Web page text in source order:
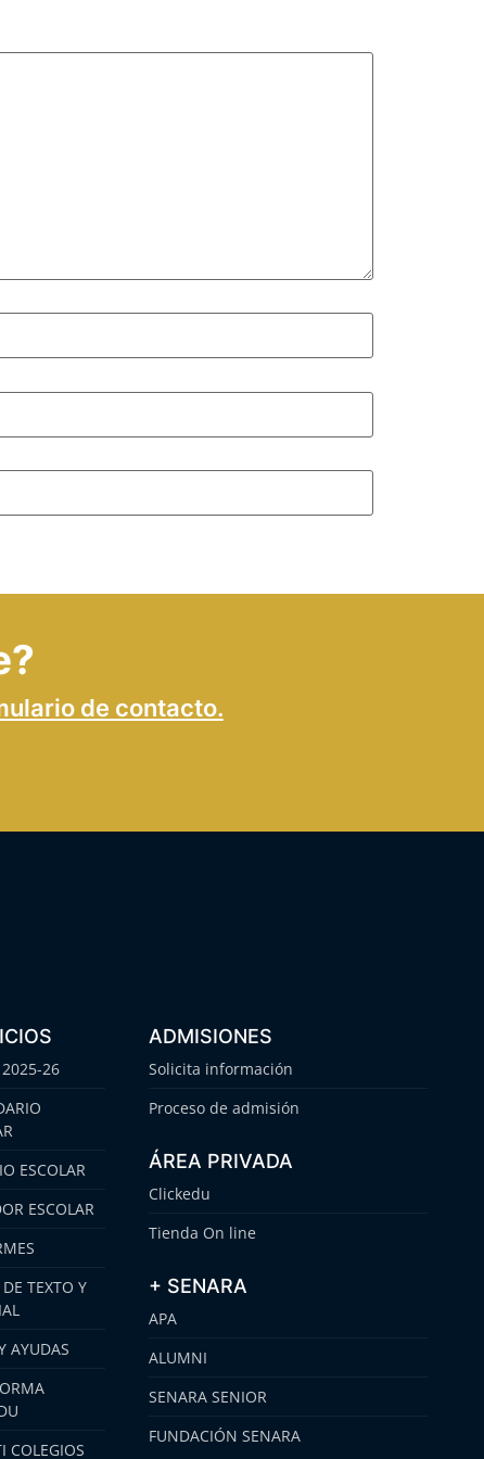
de contacto.
2025-26
ESCOLAR
ESCOLAR
TEXTO Y
AYUDAS
COLEGIOS
ADMISIONES
Solicita información
Proceso de admisión
ÁREA PRIVADA
Clickedu
Tienda On line
+ SENARA
APA
ALUMNI
SENARA SENIOR
FUNDACIÓN SENARA